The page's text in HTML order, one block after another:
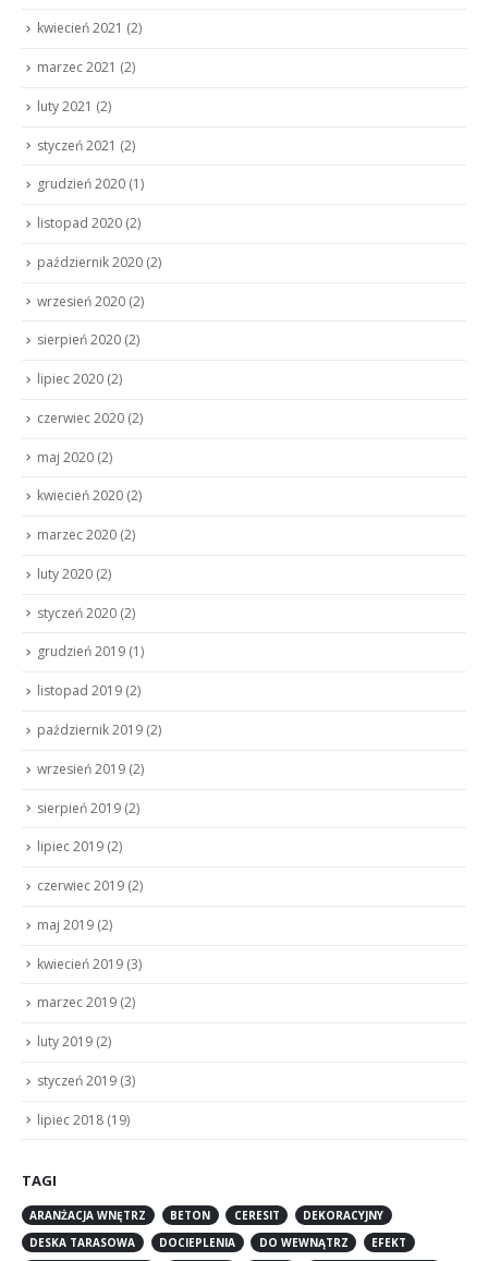
kwiecień 2021 (2)
marzec 2021 (2)
luty 2021 (2)
styczeń 2021 (2)
grudzień 2020 (1)
listopad 2020 (2)
październik 2020 (2)
wrzesień 2020 (2)
sierpień 2020 (2)
lipiec 2020 (2)
czerwiec 2020 (2)
maj 2020 (2)
kwiecień 2020 (2)
marzec 2020 (2)
luty 2020 (2)
styczeń 2020 (2)
grudzień 2019 (1)
listopad 2019 (2)
październik 2019 (2)
wrzesień 2019 (2)
sierpień 2019 (2)
lipiec 2019 (2)
czerwiec 2019 (2)
maj 2019 (2)
kwiecień 2019 (3)
marzec 2019 (2)
luty 2019 (2)
styczeń 2019 (3)
lipiec 2018 (19)
TAGI
ARANŻACJA WNĘTRZ BETON CERESIT
DEKORACYJNY
DESKA TARASOWA
DOCIEPLENIA DO WEWNĄTRZ
EFEKT